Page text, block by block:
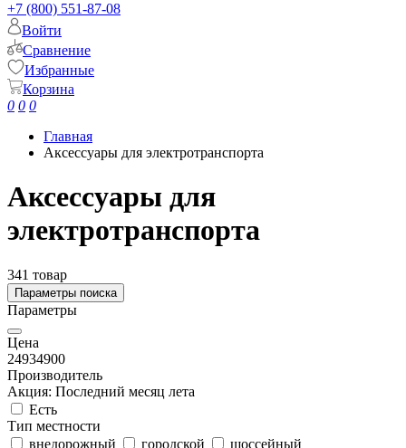
+7 (800) 551-87-08
Войти
Сравнение
Избранные
Корзина
0 0 0
Главная
Аксессуары для электротранспорта
Аксессуары для
электротранспорта
341 товар
Параметры поиска
Параметры
Цена
24934900
Производитель
Акция: Последний месяц лета
Есть
Тип местности
внедорожный
городской шоссейный